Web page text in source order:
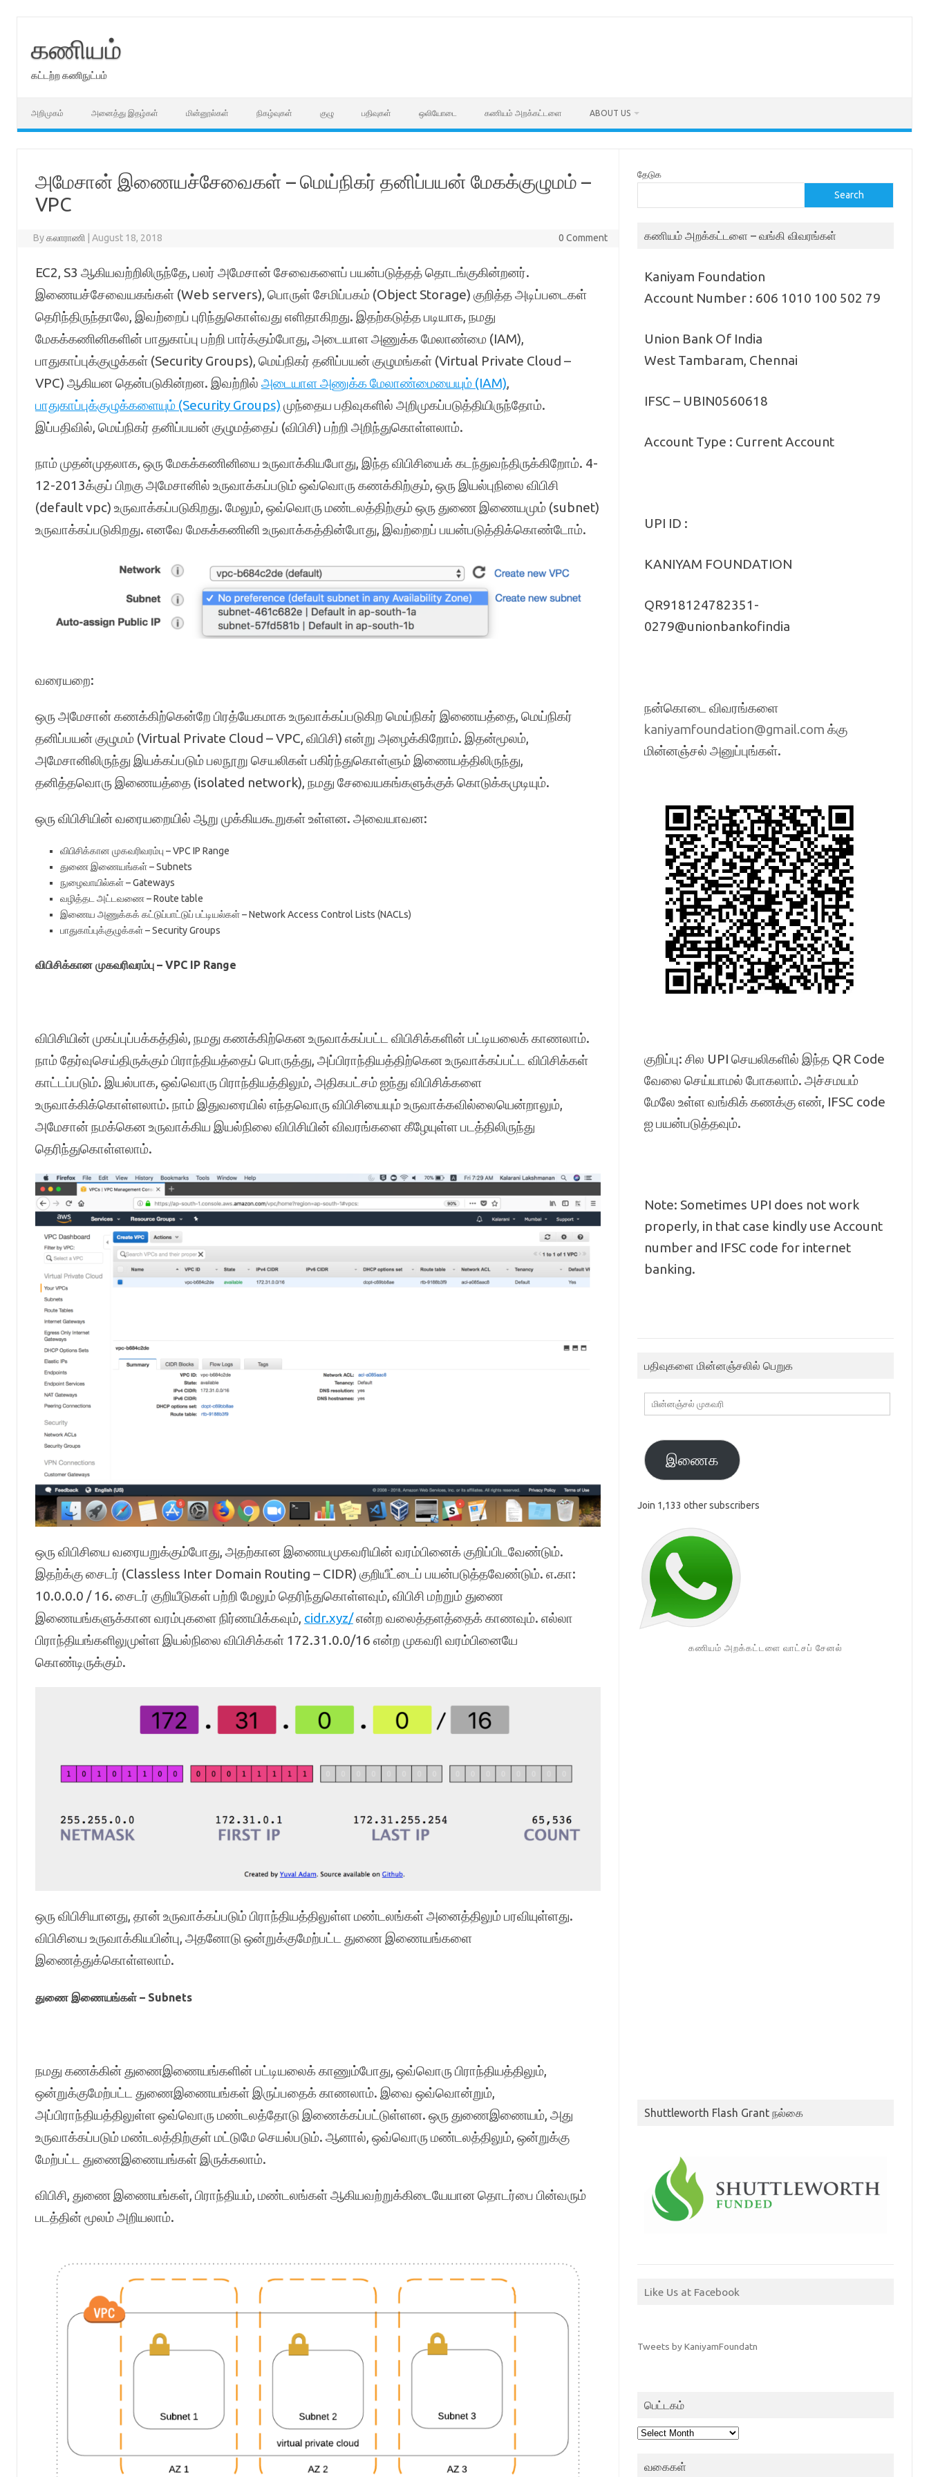
கணியம்
கட்டற்ற கணிநுட்பம்
அறிமுகம் அனைத்து இதழ்கள் மின்னூல்கள் நிகழ்வுகள் குழு பதிவுகள் ஒலியோடை கணியம் அறக்கட்டளை ABOUT US
அமேசான் இணையச்சேவைகள் – மெய்நிகர் தனிப்பயன் மேகக்குழுமம் –
VPC
Byகலாராணி August 18, 2018 0 Comment
EC2, S3 ஆகியவற்றிலிருந்தே, பலர் அமேசான் சேவைகளைப் பயன்படுத்தத் தொடங்குகின்றனர்.
இணையச்சேவையகங்கள் (Web servers), பொருள் சேமிப்பகம் (Object Storage) குறித்த அடிப்படைகள்
தெரிந்திருந்தாலே, இவற்றைப் புரிந்துகொள்வது எளிதாகிறது. இதற்கடுத்த படியாக, நமது
மேகக்கணினிகளின் பாதுகாப்பு பற்றி பார்க்கும்போது, அடையாள அணுக்க மேலாண்மை (IAM),
பாதுகாப்புக்குழுக்கள் (Security Groups), மெய்நிகர் தனிப்பயன் குழுமங்கள் (Virtual Private Cloud –
VPC) ஆகியன தென்படுகின்றன. இவற்றில் அடையாள அணுக்க மேலாண்மையையும் (IAM),
பாதுகாப்புக்குழுக்களையும் (Security Groups) முந்தைய பதிவுகளில் அறிமுகப்படுத்தியிருந்தோம்.
இப்பதிவில், மெய்நிகர் தனிப்பயன் குழுமத்தைப் (விபிசி) பற்றி அறிந்துகொள்ளலாம்.
நாம் முதன்முதலாக, ஒரு மேகக்கணினியை உருவாக்கியபோது, இந்த விபிசியைக் கடந்துவந்திருக்கிறோம். 4-
12-2013க்குப் பிறகு அமேசானில் உருவாக்கப்படும் ஒவ்வொரு கணக்கிற்கும், ஒரு இயல்புநிலை விபிசி
(default vpc) உருவாக்கப்படுகிறது. மேலும், ஒவ்வொரு மண்டலத்திற்கும் ஒரு துணை இணையமும் (subnet)
உருவாக்கப்படுகிறது. எனவே மேகக்கணினி உருவாக்கத்தின்போது, இவற்றைப் பயன்படுத்திக்கொண்டோம்.
வரையறை:
ஒரு அமேசான் கணக்கிற்கென்றே பிரத்யேகமாக உருவாக்கப்படுகிற மெய்நிகர் இணையத்தை, மெய்நிகர்
தனிப்பயன் குழுமம் (Virtual Private Cloud – VPC, விபிசி) என்று அழைக்கிறோம். இதன்மூலம்,
அமேசானிலிருந்து இயக்கப்படும் பலநூறு செயலிகள் பகிர்ந்துகொள்ளும் இணையத்திலிருந்து,
தனித்தவொரு இணையத்தை (isolated network), நமது சேவையகங்களுக்குக் கொடுக்கமுடியும்.
ஒரு விபிசியின் வரையறையில் ஆறு முக்கியகூறுகள் உள்ளன. அவையாவன:
விபிசிக்கான முகவரிவரம்பு – VPC IP Range
துணை இணையங்கள் – Subnets
நுழைவாயில்கள் – Gateways
வழித்தட அட்டவணை – Route table
இணைய அணுக்கக் கட்டுப்பாட்டுப் பட்டியல்கள் – Network Access Control Lists (NACLs)
பாதுகாப்புக்குழுக்கள் – Security Groups
விபிசிக்கான முகவரிவரம்பு – VPC IP Range
விபிசியின் முகப்புப்பக்கத்தில், நமது கணக்கிற்கென உருவாக்கப்பட்ட விபிசிக்களின் பட்டியலைக் காணலாம்.
நாம் தேர்வுசெய்திருக்கும் பிராந்தியத்தைப் பொருத்து, அப்பிராந்தியத்திற்கென உருவாக்கப்பட்ட விபிசிக்கள்
காட்டப்படும். இயல்பாக, ஒவ்வொரு பிராந்தியத்திலும், அதிகபட்சம் ஐந்து விபிசிக்களை
உருவாக்கிக்கொள்ளலாம். நாம் இதுவரையில் எந்தவொரு விபிசியையும் உருவாக்கவில்லையென்றாலும்,
அமேசான் நமக்கென உருவாக்கிய இயல்நிலை விபிசியின் விவரங்களை கீழேயுள்ள படத்திலிருந்து
தெரிந்துகொள்ளலாம்.
ஒரு விபிசியை வரையறுக்கும்போது, அதற்கான இணையமுகவரியின் வரம்பினைக் குறிப்பிடவேண்டும்.
இதற்க்கு சைடர் (Classless Inter Domain Routing – CIDR) குறியீட்டைப் பயன்படுத்தவேண்டும். எ.கா:
10.0.0.0 / 16. சைடர் குறியீடுகள் பற்றி மேலும் தெரிந்துகொள்ளவும், விபிசி மற்றும் துணை
இணையங்களுக்கான வரம்புகளை நிர்ணயிக்கவும், cidr.xyz/என்ற வலைத்தளத்தைக் காணவும். எல்லா
பிராந்தியங்களிலுமுள்ள இயல்நிலை விபிசிக்கள் 172.31.0.0/16 என்ற முகவரி வரம்பினையே
கொண்டிருக்கும்.
ஒரு விபிசியானது, தான் உருவாக்கப்படும் பிராந்தியத்திலுள்ள மண்டலங்கள் அனைத்திலும் பரவியுள்ளது.
விபிசியை உருவாக்கியபின்பு, அதனோடு ஒன்றுக்குமேற்பட்ட துணை இணையங்களை
இணைத்துக்கொள்ளலாம்.
துணை இணையங்கள் – Subnets
நமது கணக்கின் துணைஇணையங்களின் பட்டியலைக் காணும்போது, ஒவ்வொரு பிராந்தியத்திலும்,
ஒன்றுக்குமேற்பட்ட துணைஇணையங்கள் இருப்பதைக் காணலாம். இவை ஒவ்வொன்றும்,
அப்பிராந்தியத்திலுள்ள ஒவ்வொரு மண்டலத்தோடு இணைக்கப்பட்டுள்ளன. ஒரு துணைஇணையம், அது
உருவாக்கப்படும் மண்டலத்திற்குள் மட்டுமே செயல்படும். ஆனால், ஒவ்வொரு மண்டலத்திலும், ஒன்றுக்கு
மேற்பட்ட துணைஇணையங்கள் இருக்கலாம்.
விபிசி, துணை இணையங்கள், பிராந்தியம், மண்டலங்கள் ஆகியவற்றுக்கிடையேயான தொடர்பை பின்வரும்
படத்தின் மூலம் அறியலாம்.
தேடுக
Search
கணியம் அறக்கட்டளை – வங்கி விவரங்கள்
Kaniyam Foundation
Account Number : 606 1010 100 502 79
Union Bank Of India
West Tambaram, Chennai
IFSC – UBIN0560618
Account Type : Current Account
UPI ID :
KANIYAM FOUNDATION
QR918124782351-
0279@unionbankofindia
நன்கொடை விவரங்களை
kaniyamfoundation@gmail.com க்கு
மின்னஞ்சல் அனுப்புங்கள்.
குறிப்பு: சில UPI செயலிகளில் இந்த QR Code
வேலை செய்யாமல் போகலாம். அச்சமயம்
மேலே உள்ள வங்கிக் கணக்கு எண், IFSC code
ஐ பயன்படுத்தவும்.
Note: Sometimes UPI does not work
properly, in that case kindly use Account
number and IFSC code for internet
banking.
பதிவுகளை மின்னஞ்சலில் பெறுக
மின்னஞ்சல்
முகவரி
இணைக
Join 1,133 other subscribers
கணியம் அறக்கட்டளை வாட்சப் சேனல்
Shuttleworth Flash Grant நல்கை
Like Us at Facebook
Tweets by KaniyamFoundatn
பெட்டகம்
பெட்டகம்
வகைகள்